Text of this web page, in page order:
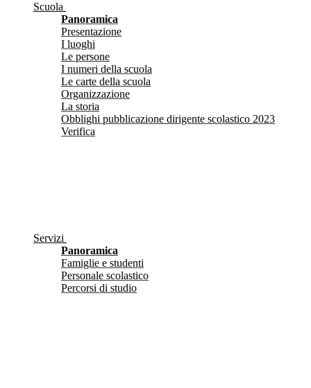
Scuola
Panoramica
Presentazione
I luoghi
Le persone
I numeri della scuola
Le carte della scuola
Organizzazione
La storia
Obblighi pubblicazione dirigente scolastico 2023
Verifica
Servizi
Panoramica
Famiglie e studenti
Personale scolastico
Percorsi di studio